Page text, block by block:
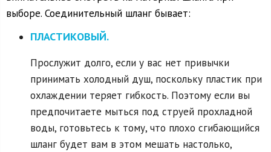
выборе. Соединительный шланг бывает:
ПЛАСТИКОВЫЙ.
Прослужит долго, если у вас нет привычки
принимать холодный душ, поскольку пластик при
охлаждении теряет гибкость. Поэтому если вы
предпочитаете мыться под струей прохладной
воды, готовьтесь к тому, что плохо сгибающийся
шланг будет вам в этом мешать настолько,